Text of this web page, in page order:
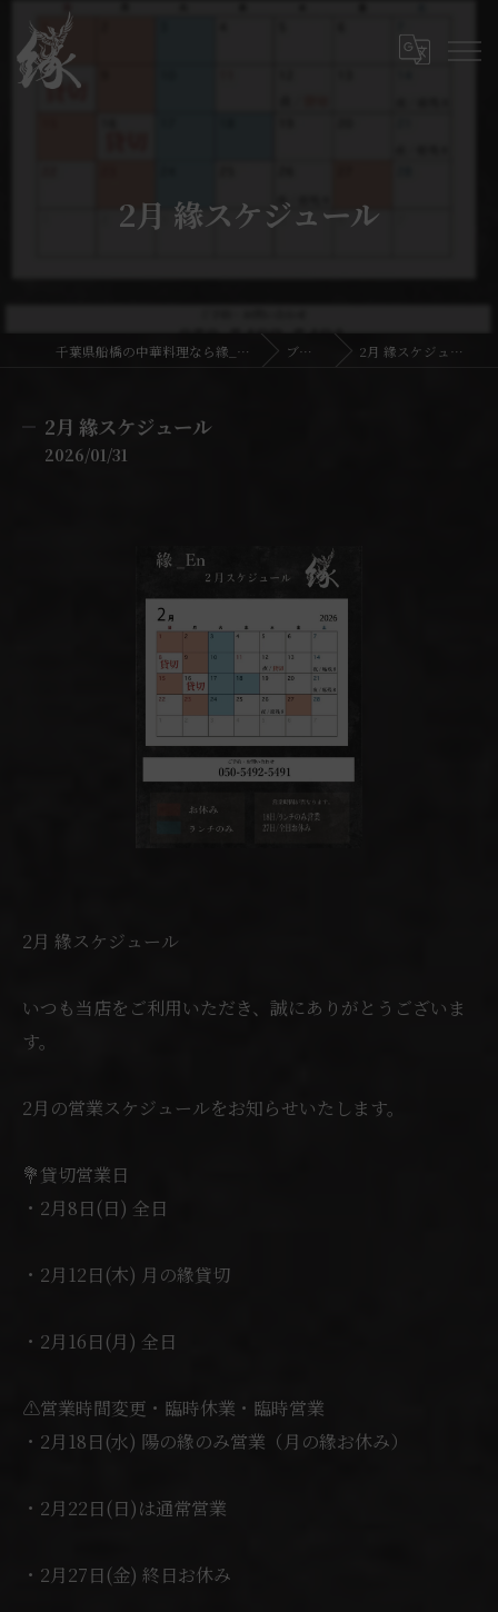
2月 緣スケジュール
千葉県船橋の中華料理なら緣_En ブログ 2月 緣スケジュール
2月 緣スケジュール
2026/01/31
2月 緣スケジュール
いつも当店をご利用いただき、誠にありがとうございま
す。
2月の営業スケジュールをお知らせいたします。
💐貸切営業日
・2月8日(日) 全日
・2月12日(木) 月の緣貸切
・2月16日(月) 全日
⚠️営業時間変更・臨時休業・臨時営業
・2月18日(水) 陽の緣のみ営業（月の緣お休み）
・2月22日(日)は通常営業
・2月27日(金) 終日お休み